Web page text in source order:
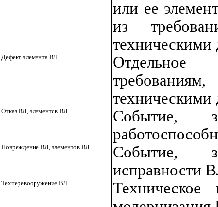
или ее
из
техническими
Дефект элемента ВЛ
Отдельное
техническими
Отказ ВЛ, элементов ВЛ
Событие,
Повреждение ВЛ, элементов ВЛ
Событие,
исправности
Техперевооружение ВЛ
Техническое